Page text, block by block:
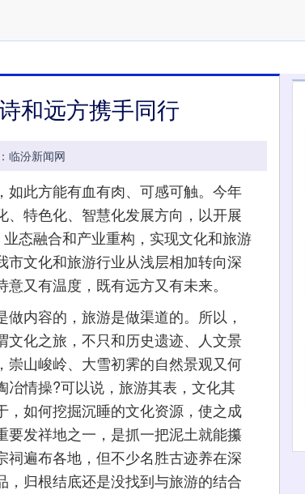
和远方携手同行
临汾新闻网
此方能有血有肉、可感可触。今年
特色化、智慧化发展方向，以开展
态融合和产业重构，实现文化和旅游
文化和旅游行业从浅层相加转向深
又有温度，既有远方又有未来。
内容的，旅游是做渠道的。所以，
化之旅，不只和历史遗迹、人文景
山峻岭、大雪初霁的自然景观又何
情操?可以说，旅游其表，文化其
，如何挖掘沉睡的文化资源，使之成
要发祥地之一，是抓一把泥土就能攥
遍布各地，但不少名胜古迹养在深
归根结底还是没找到与旅游的结合